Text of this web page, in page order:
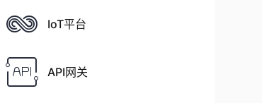
IoT平台
API网关